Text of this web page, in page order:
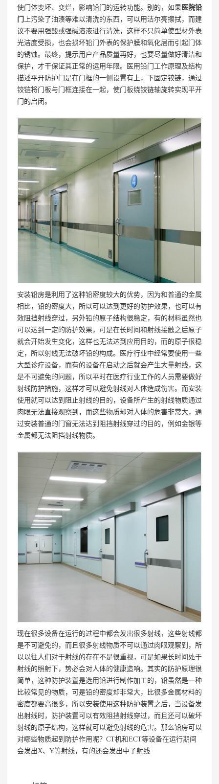
使门体变坏、变烂，影响铅门的运转功能。别的，如果 医院铅
门
上污染了油渍等难以清洗的东西，可以用洁尔亮擦拭，而建
议不要用强酸或强碱溶液进行清洗，这样不只简单使型材外表
光洁度受损，也会损坏铅门外表的保护膜和氧化层而引起门体
的锈蚀。最终，提示用户产品质量再好，也要尽量做好清洁和
保护，才干保证其正常的运用年限。医用铅门工作原理及结构
描述平开防护门是在门框的一侧设置有上，下固定铰链，通过
铰链将门板与门框连接在一起，使门板绕铰链轴旋转实现平开
门的启闭。
安装铅房是利用了这种铅密度较大的优势，因为和普通的金属
相比，铅的密度大，所以可以达到更好的防护效果，也可以有
效阻挡射线穿过，另外铅的原子结构很稳定，有的材料虽然也
可以达到一定的防护效果，可是在长时间和射线接触之后原子
就会开始发生变化，这样也无法达到应用目的，而的原子很稳
定，所以射线无法破坏铅的构成。医疗行业中经常要使用一些
大型诊疗设备，而有的设备在启动之后就会产生大量射线，这
是不可避免的问题，所以平时在医疗行业工作的人员需要做好
射线防护措施，这样才可以避免射线对人体造成伤害。而安装
使用就可以达到阻止射线的目的，设备所产生的射线物质通过
肉眼无法直接观察到，而这些物质却对人体的危害非常大，通
过安装普通的门窗无法达到阻挡射线穿过的目的，例如金银等
金属都无法阻挡射线物质。
现在很多设备在运行的过程中都会发出很多射线，这些射线都
是不可避免的，而且很多射线物质不可以通过肉眼观察到，所
以以往人们对于射线的存在不是很重视，可是如果长时间处于
射线的照射下，势必会对人体的健康造响。其实的防护原理很
简单，这种防护装置是选用铅进行制作加工的，铅虽然是一种
比较常见的物质，可是铅的密度却非常大，比很多金属材料的
密度都要高很多，所以安装使用这种防护装置之后，当设备发
出射线时，防护装置可以有效阻挡射线穿过，而且还可以破坏
射线的原子结构，这样就可以避免射线的危害。那么铅房可以
对哪些物质起到防护作用呢？CT机和ECT等设备在运行期间
会发出X、Y等射线，有的还会发出中子射线